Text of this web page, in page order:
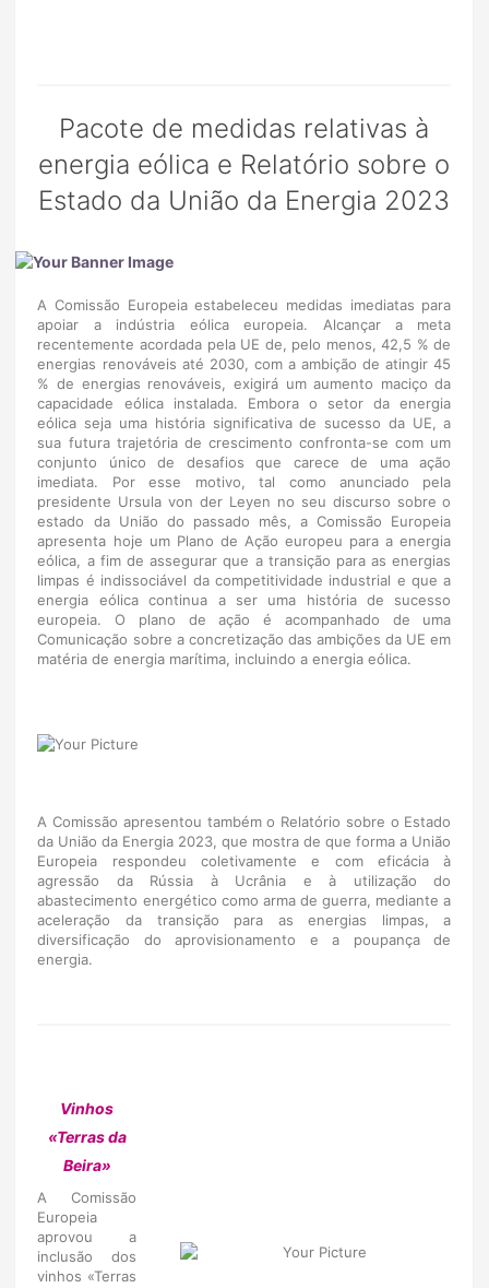
Pacote de medidas relativas à
energia eólica e Relatório sobre o
Estado da União da Energia 2023
A Comissão Europeia estabeleceu medidas imediatas para
apoiar a indústria eólica europeia. Alcançar a meta
recentemente acordada pela UE de, pelo menos, 42,5 % de
energias renováveis até 2030, com a ambição de atingir 45
% de energias renováveis, exigirá um aumento maciço da
capacidade eólica instalada. Embora o setor da energia
eólica seja uma história significativa de sucesso da UE, a
sua futura trajetória de crescimento confronta-se com um
conjunto único de desafios que carece de uma ação
imediata. Por esse motivo, tal como anunciado pela
presidente Ursula von der Leyen no seu discurso sobre o
estado da União do passado mês, a Comissão Europeia
apresenta hoje um Plano de Ação europeu para a energia
eólica, a fim de assegurar que a transição para as energias
limpas é indissociável da competitividade industrial e que a
energia eólica continua a ser uma história de sucesso
europeia. O plano de ação é acompanhado de uma
Comunicação sobre a concretização das ambições da UE em
matéria de energia marítima, incluindo a energia eólica.
A Comissão apresentou também o Relatório sobre o Estado
da União da Energia 2023, que mostra de que forma a União
Europeia respondeu coletivamente e com eficácia à
agressão da Rússia à Ucrânia e à utilização do
abastecimento energético como arma de guerra, mediante a
aceleração da transição para as energias limpas, a
diversificação do aprovisionamento e a poupança de
energia.
Vinhos
«Terras da
Beira»
A Comissão
Europeia
aprovou a
inclusão dos
vinhos «Terras